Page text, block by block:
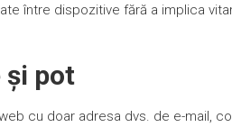
între dispozitive fără a implica
și pot
cu doar adresa dvs. de e-mail,